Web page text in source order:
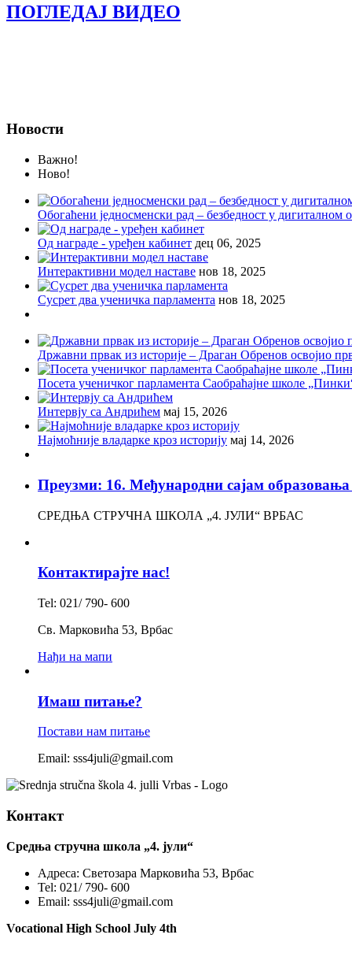
ПОГЛЕДАЈ ВИДЕО
Новости
Важно!
Ново!
Обогаћени једносменски рад – безбедност у дигиталном
Од награде - уређен кабинет дец 06, 2025
Интерактивни модел наставе нов 18, 2025
Сусрет два ученичка парламента нов 18, 2025
Државни првак из историје – Драган Обренов освојио
Посета ученичког парламента Саобраћајне школе
Интервју са Андрићем мај 15, 2026
Најмоћније владарке кроз историју мај 14, 2026
Преузми: 16. Међународни сајам
СРЕДЊА СТРУЧНА ШКОЛА „4. ЈУЛИ“ ВРБАС
Контактирајте нас!
Tel: 021/ 790- 600
Св. Марковића 53, Врбас
Нађи на мапи
Имаш питање?
Постави нам питање
Email: sss4juli@gmail.com
Контакт
Средња стручна школа „4. јули“
Адреса: Светозара Марковића 53, Врбас
Tel: 021/ 790- 600
Email: sss4juli@gmail.com
Vocational High School July 4th